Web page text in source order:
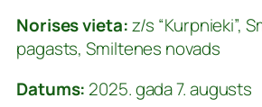
Norises vieta:z/s “Kurpnieki”,
pagasts, Smiltenes novads
Datums: 2025. gada 7. augusts